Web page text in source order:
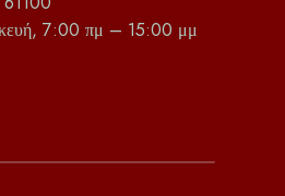
7:00 πμ – 15:00 μμ